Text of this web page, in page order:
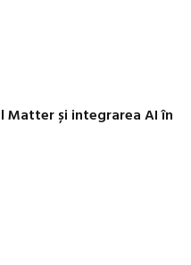
Matter și integrarea AI în